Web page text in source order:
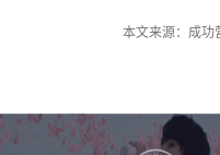
本文来源： 成功